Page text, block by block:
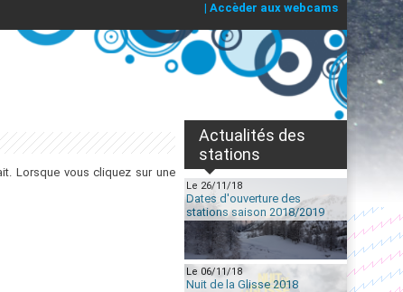
| Accèder aux webcams
Lorsque vous cliquez sur une
Actualités des
stations
Le 26/11/18
Dates d'ouverture des
stations saison 2018/2019
Le 06/11/18
Nuit de la Glisse 2018